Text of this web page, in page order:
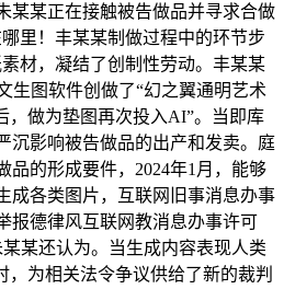
某某正在接触被告做品并寻求合做
里！丰某某制做过程中的环节步
材，凝结了创制性劳动。丰某某
生图软件创做了“幻之翼通明艺术
，做为垫图再次投入AI”。当即库
沉影响被告做品的出产和发卖。庭
品的形成要件，2024年1月，能够
成各类图片，互联网旧事消息办事
报德律风互联网教消息办事许可
某某还认为。当生成内容表现人类
，为相关法令争议供给了新的裁判